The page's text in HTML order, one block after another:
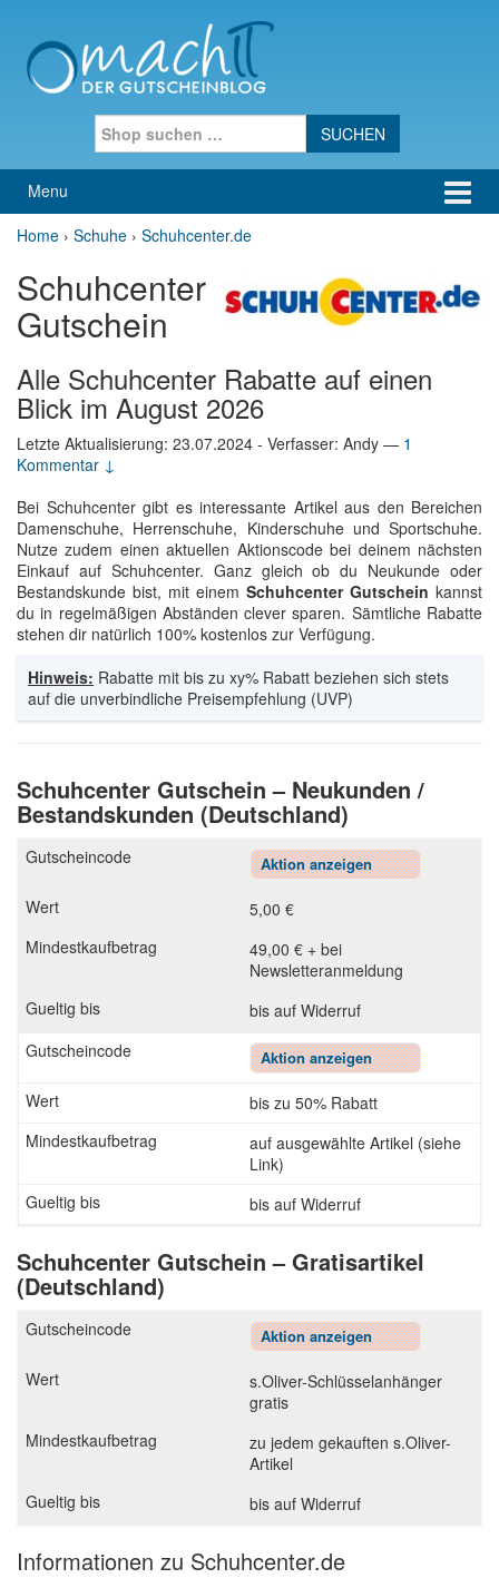
Menu
Home › Schuhe › Schuhcenter.de
Schuhcenter
Gutschein
Alle Schuhcenter Rabatte auf einen
Blick im August 2026
Letzte Aktualisierung: 23.07.2024 - Verfasser: Andy — 1
Kommentar ↓
Bei Schuhcenter gibt es interessante Artikel aus den Bereichen
Damenschuhe, Herrenschuhe, Kinderschuhe und Sportschuhe.
Nutze zudem einen aktuellen Aktionscode bei deinem nächsten
Einkauf auf Schuhcenter. Ganz gleich ob du Neukunde oder
Bestandskunde bist, mit einem Schuhcenter Gutschein kannst
du in regelmäßigen Abständen clever sparen. Sämtliche Rabatte
stehen dir natürlich 100% kostenlos zur Verfügung.
Hinweis: Rabatte mit bis zu xy% Rabatt beziehen sich stets
auf die unverbindliche Preisempfehlung (UVP)
Schuhcenter Gutschein – Neukunden /
Bestandskunden (Deutschland)
Aktion anzeigen
5,00 €
49,00 € + bei
Newsletteranmeldung
bis auf Widerruf
Aktion anzeigen
bis zu 50% Rabatt
auf ausgewählte Artikel (siehe
Link)
bis auf Widerruf
Schuhcenter Gutschein – Gratisartikel
(Deutschland)
Aktion anzeigen
s.Oliver-Schlüsselanhänger
gratis
zu jedem gekauften s.Oliver-
Artikel
bis auf Widerruf
Informationen zu Schuhcenter.de